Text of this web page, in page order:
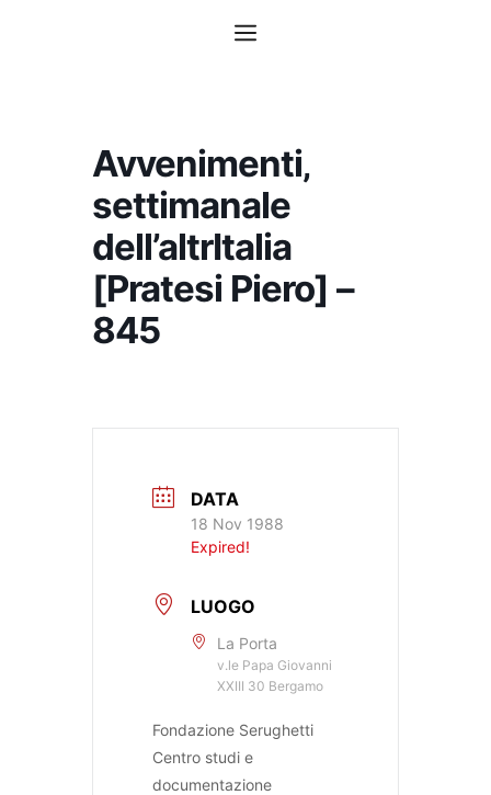
Menu
Avvenimenti‚
settimanale
dell’altrItalia
[Pratesi Piero] –
845
DATA
18 Nov 1988
Expired!
LUOGO
La Porta
v.le Papa Giovanni
XXIII 30 Bergamo
Fondazione Serughetti
Centro studi e
documentazione